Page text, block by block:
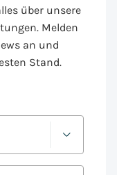
über unsere
Melden
an und
Stand.